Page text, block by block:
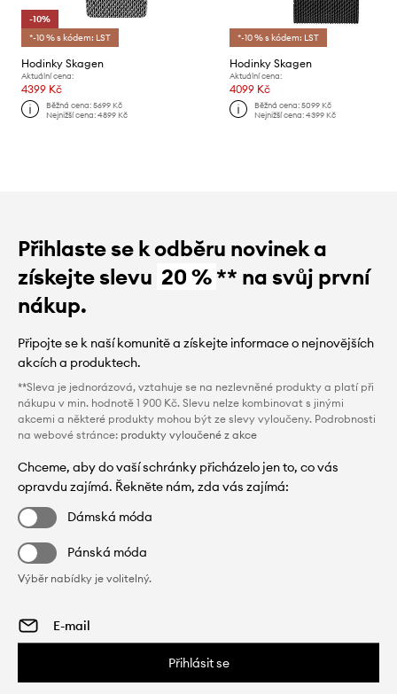
-10%
*-10 % s kódem: LST
Hodinky Skagen
Aktuální cena:
4399 Kč
Běžná cena:5699 Kč
Nejnižší cena:4899 Kč
*-10 % s kódem: LST
Hodinky Skagen
Aktuální cena:
4099 Kč
Běžná cena: 5099 Kč
Nejnižší cena: 4399 Kč
Přihlaste se k odběru novinek a
získejte slevu 20 %** na svůj první
nákup.
Připojte se k naší komunitě a získejte informace o nejnovějších
akcích a produktech.
**Sleva je jednorázová, vztahuje se na nezlevněné produkty a platí při
nákupu v min. hodnotě 1 900 Kč. Slevu nelze kombinovat s jinými
akcemi a některé produkty mohou být ze slevy vyloučeny. Podrobnosti
na webové stránce: produkty vyloučené z akce
Chceme, aby do vaší schránky přicházelo jen to, co vás
opravdu zajímá. Řekněte nám, zda vás zajímá:
Dámská móda
Pánská móda
Výběr nabídky je volitelný.
Přihlásit se